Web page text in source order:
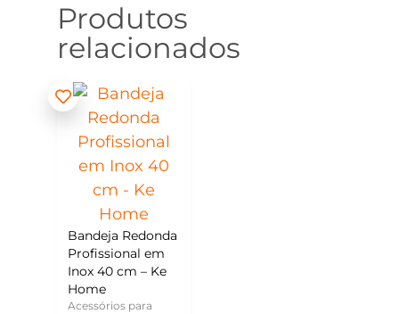
Produtos
relacionados
Bandeja Redonda
Profissional em
Inox 40 cm – Ke
Home
Acessórios para